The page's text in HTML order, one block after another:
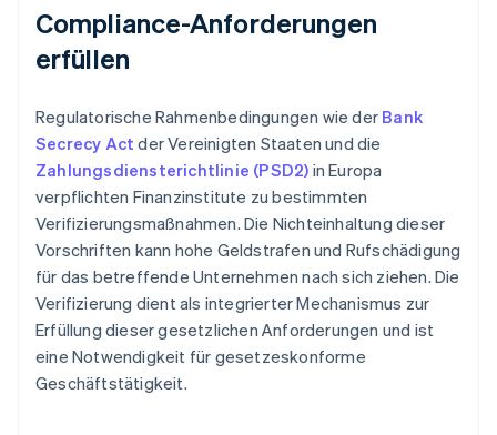
Compliance-Anforderungen
erfüllen
Regulatorische Rahmenbedingungen wie der Bank
Secrecy Act der Vereinigten Staaten und die
Zahlungsdiensterichtlinie (PSD2) in Europa
verpflichten Finanzinstitute zu bestimmten
Verifizierungsmaßnahmen. Die Nichteinhaltung dieser
Vorschriften kann hohe Geldstrafen und Rufschädigung
für das betreffende Unternehmen nach sich ziehen. Die
Verifizierung dient als integrierter Mechanismus zur
Erfüllung dieser gesetzlichen Anforderungen und ist
eine Notwendigkeit für gesetzeskonforme
Geschäftstätigkeit.